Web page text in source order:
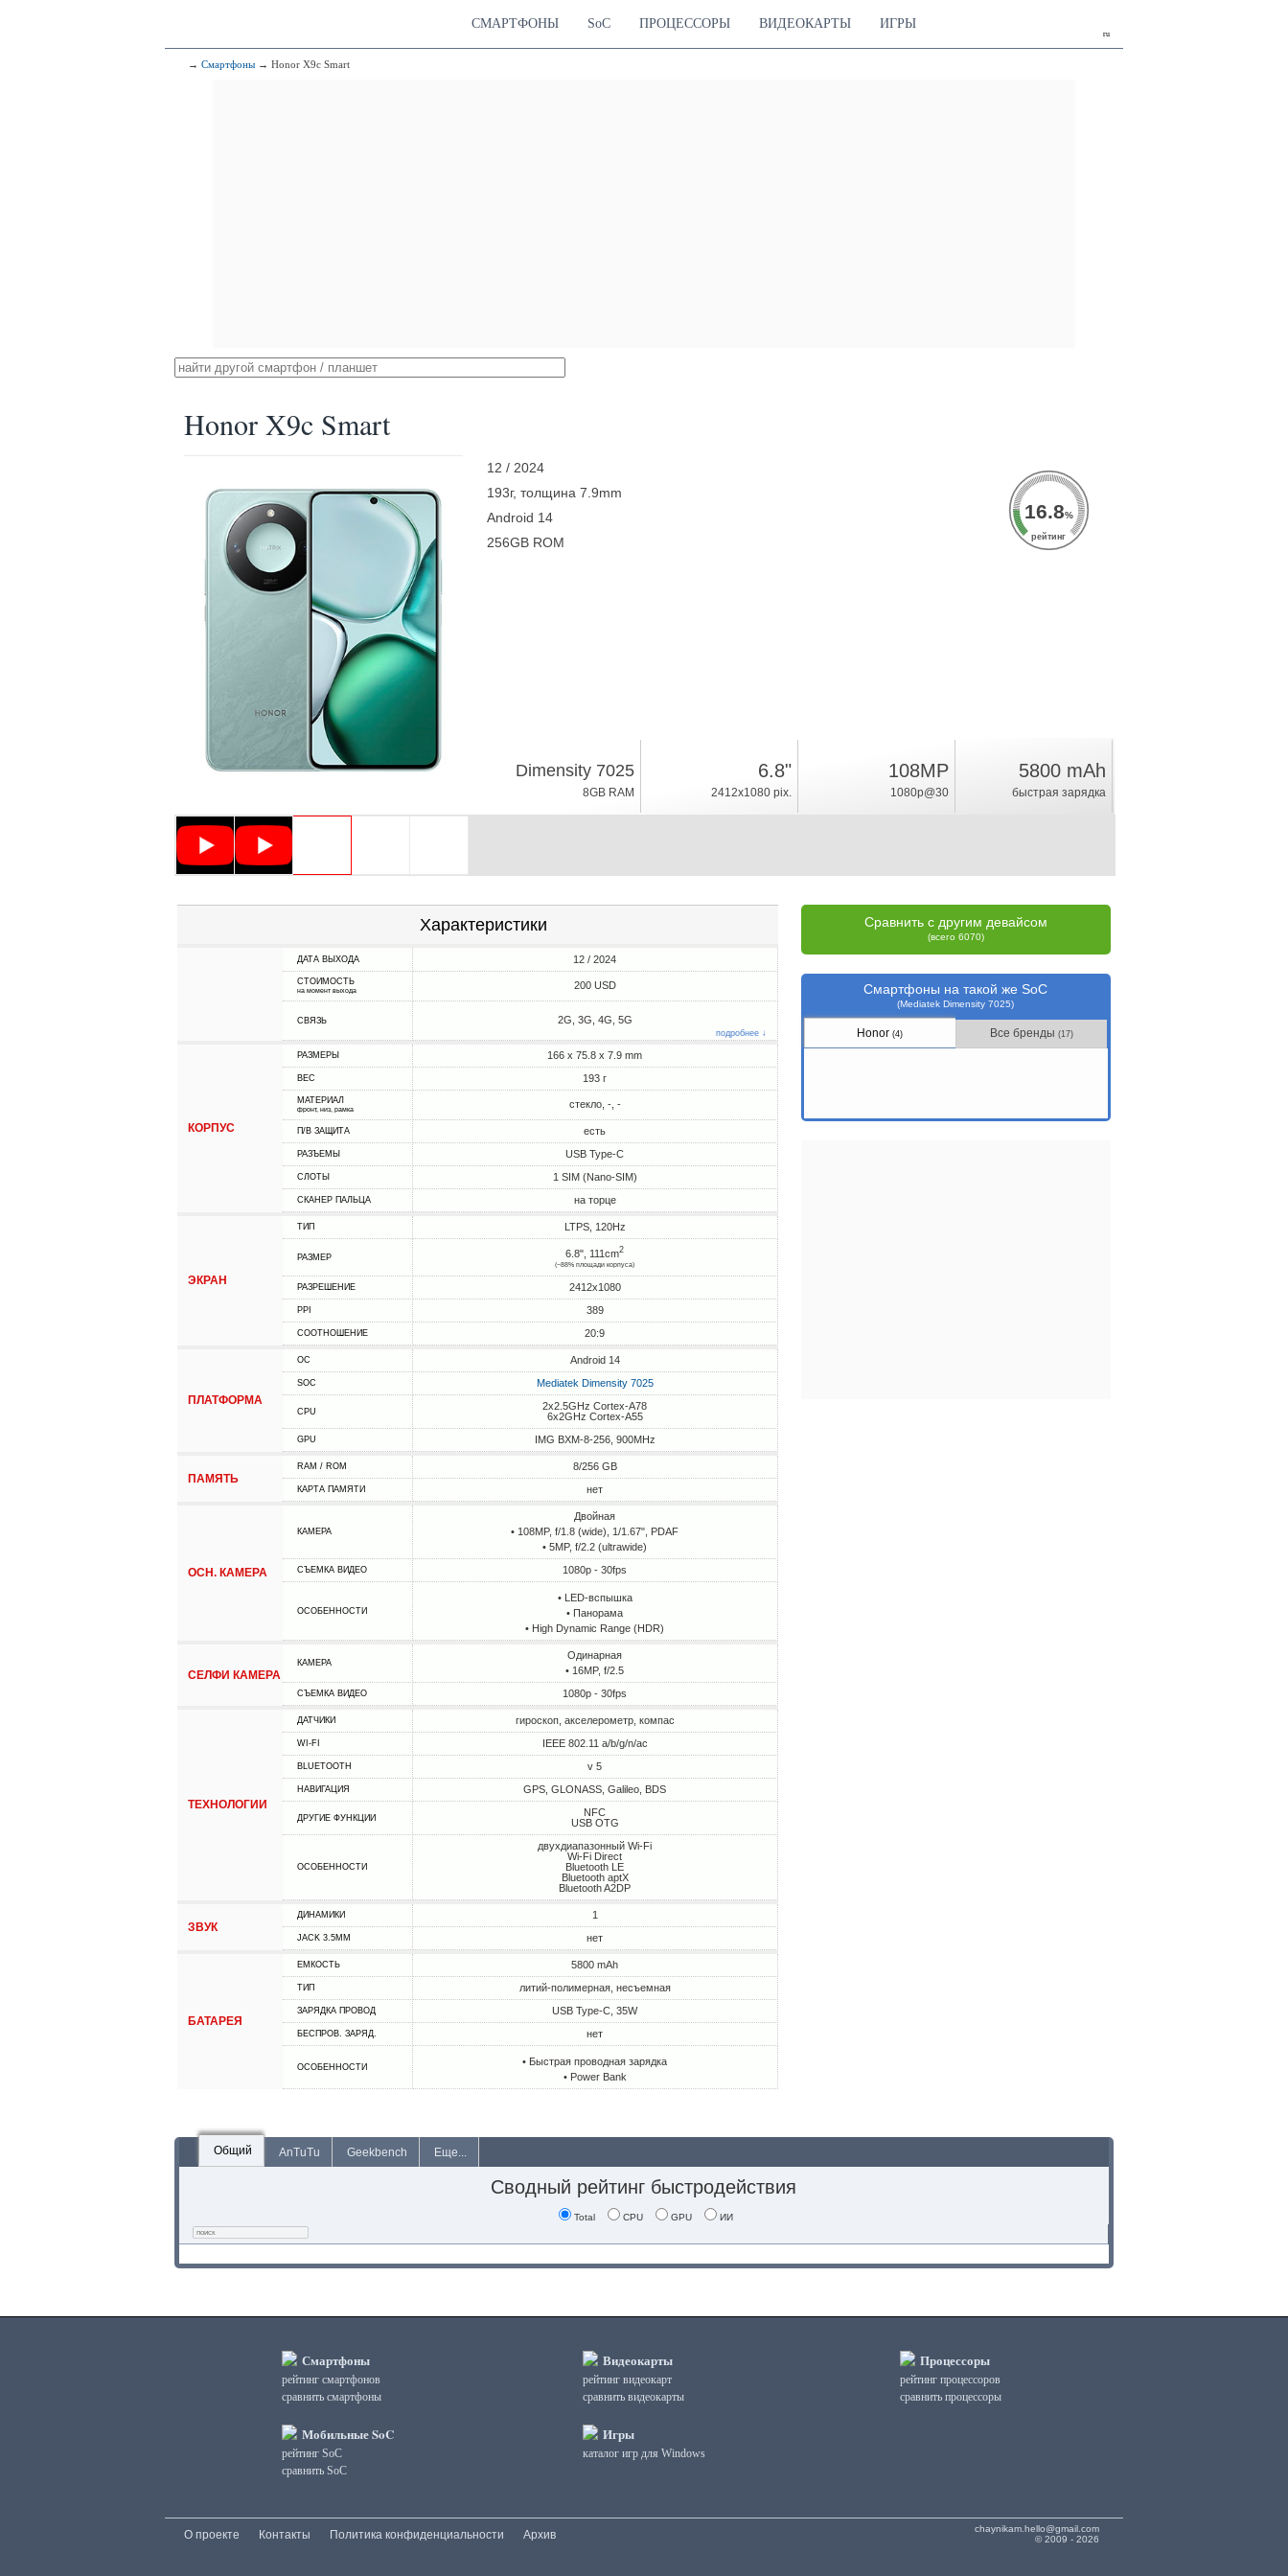
ru
СМАРТФОНЫ SoC ПРОЦЕССОРЫ ВИДЕОКАРТЫ ИГРЫ
→ Смартфоны → Honor X9c Smart
Honor X9c Smart
12 / 2024
193г, толщина 7.9mm
Android 14
256GB ROM
16.8%
рейтинг
Dimensity 7025
8GB RAM
6.8"
2412x1080 pix.
108MP
1080p@30
5800 mAh
быстрая зарядка
Характеристики
ДАТА ВЫХОДА 12 / 2024
СТОИМОСТЬ
на момент выхода 200 USD
СВЯЗЬ 2G, 3G, 4G, 5G
подробнее ↓
КОРПУС
РАЗМЕРЫ 166 x 75.8 x 7.9 mm
ВЕС 193 г
МАТЕРИАЛ
фронт, низ, рамка стекло, -, -
П/В ЗАЩИТА есть
РАЗЪЕМЫ USB Type-C
СЛОТЫ 1 SIM (Nano-SIM)
СКАНЕР ПАЛЬЦА на торце
ЭКРАН
ТИП LTPS, 120Hz
РАЗМЕР 6.8", 111cm2
(~88% площади корпуса)
РАЗРЕШЕНИЕ 2412x1080
PPI 389
СООТНОШЕНИЕ 20:9
ПЛАТФОРМА
ОС Android 14
SOC Mediatek Dimensity 7025
CPU
2x2.5GHz Cortex-A78
6x2GHz Cortex-A55
GPU IMG BXM-8-256, 900MHz
ПАМЯТЬ
RAM / ROM 8/256 GB
КАРТА ПАМЯТИ нет
ОСН. КАМЕРА
КАМЕРА
Двойная
• 108MP, f/1.8 (wide), 1/1.67", PDAF
• 5MP, f/2.2 (ultrawide)
СЪЕМКА ВИДЕО 1080p - 30fps
ОСОБЕННОСТИ
• LED-вспышка
• Панорама
• High Dynamic Range (HDR)
СЕЛФИ КАМЕРА
КАМЕРА
Одинарная
• 16MP, f/2.5
СЪЕМКА ВИДЕО 1080p - 30fps
ТЕХНОЛОГИИ
ДАТЧИКИ гироскоп, акселерометр, компас
WI-FI IEEE 802.11 a/b/g/n/ac
BLUETOOTH v 5
НАВИГАЦИЯ GPS, GLONASS, Galileo, BDS
ДРУГИЕ ФУНКЦИИ
NFC
USB OTG
ОСОБЕННОСТИ
двухдиапазонный Wi-Fi
Wi-Fi Direct
Bluetooth LE
Bluetooth aptX
Bluetooth A2DP
ЗВУК
ДИНАМИКИ 1
JACK 3.5MM нет
БАТАРЕЯ
ЕМКОСТЬ 5800 mAh
ТИП литий-полимерная, несъемная
ЗАРЯДКА ПРОВОД USB Type-C, 35W
БЕСПРОВ. ЗАРЯД. нет
ОСОБЕННОСТИ
• Быстрая проводная зарядка
• Power Bank
Сравнить с другим девайсом
(всего 6070)
Смартфоны на такой же SoC
(Mediatek Dimensity 7025)
Honor(4) Все бренды (17)
Общий AnTuTu Geekbench Еще...
Сводный рейтинг быстродействия
Total CPU GPU ИИ
Смартфоны
рейтинг смартфонов
сравнить смартфоны
Мобильные SoC
рейтинг SoC
сравнить SoC
Видеокарты
рейтинг видеокарт
сравнить видеокарты
Игры
каталог игр для Windows
Процессоры
рейтинг процессоров
сравнить процессоры
chaynikam.hello@gmail.com
© 2009 - 2026
О проекте Контакты Политика конфиденциальности Архив